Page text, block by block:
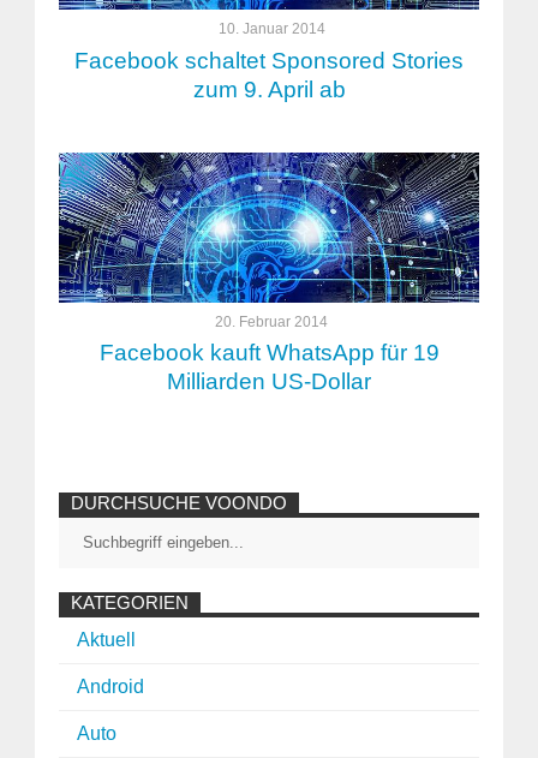
10. Januar 2014
Facebook schaltet Sponsored Stories
zum 9. April ab
20. Februar 2014
Facebook kauft WhatsApp für 19
Milliarden US-Dollar
DURCHSUCHE VOONDO
KATEGORIEN
Aktuell
Android
Auto